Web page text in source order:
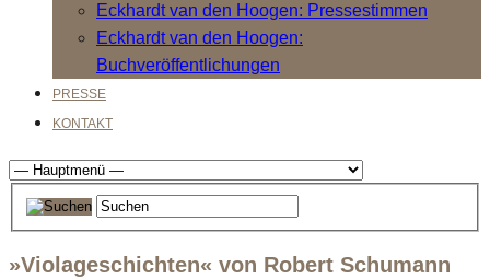
Eckhardt van den Hoogen: Pressestimmen
Eckhardt van den Hoogen:
Buchveröffentlichungen
PRESSE
KONTAKT
»Violageschichten« von Robert Schumann